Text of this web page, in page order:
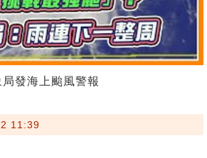
發海上颱風警報
11:39